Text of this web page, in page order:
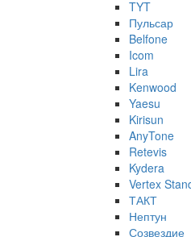
TYT
Пульсар
Belfone
Icom
Lira
Kenwood
Yaesu
Kirisun
AnyTone
Retevis
Kydera
Vertex
ТАКТ
Нептун
Созвездие